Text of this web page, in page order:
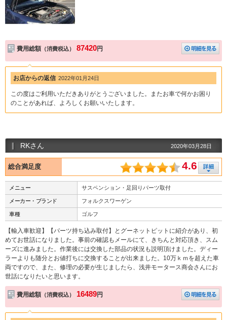
費用総額 （消費税込） 87420円
お店からの返信 2022年01月24日
この度はご利用いただきありがとうございました。またお車で何かお困り
のことがあれば、よろしくお願いいたします。
RKさん 2020年03月28日
総合満足度 4.6
メニュー サスペンション・足回りパーツ取付
メーカー・ブランド フォルクスワーゲン
車種 ゴルフ
【輸入車歓迎】【パーツ持ち込み取付】とグーネットピットに紹介があり、初
めてお世話になりました。事前の確認もメールにて、きちんと対応頂き、スム
ーズに進みました。作業後には交換した部品の状況も説明頂けました。ディー
ラーよりも随分とお値打ちに交換することが出来ました。10万ｋｍを超えた車
両ですので、また、修理の必要が生じましたら、浅井モータース商会さんにお
世話になりたいと思います。
費用総額 （消費税込） 16489円